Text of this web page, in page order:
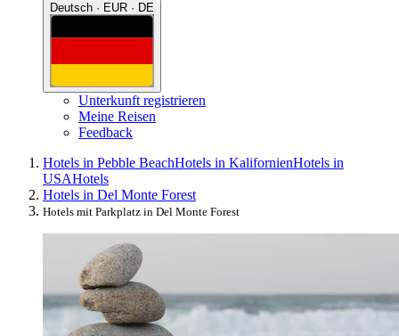
Deutsch · EUR · DE
Unterkunft registrieren
Meine Reisen
Feedback
Hotels in Pebble BeachHotels in KalifornienHotels in
USAHotels
Hotels in Del Monte Forest
Hotels mit Parkplatz in Del Monte Forest